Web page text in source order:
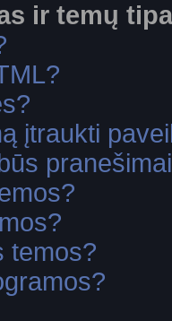
ir temų
įtraukti
temos?